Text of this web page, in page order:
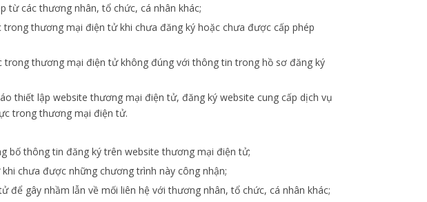
từ các thương nhân, tổ chức, cá nhân khác;
thương mại điện tử khi chưa đăng ký hoặc chưa được cấp phép
thương mại điện tử không đúng với thông tin trong hồ sơ đăng ký
thiết lập website thương mại điện tử, đăng ký website cung cấp dịch vụ
trong thương mại điện tử.
bố thông tin đăng ký trên website thương mại điện tử;
chưa được những chương trình này công nhận;
gây nhầm lẫn về mối liên hệ với thương nhân, tổ chức, cá nhân khác;